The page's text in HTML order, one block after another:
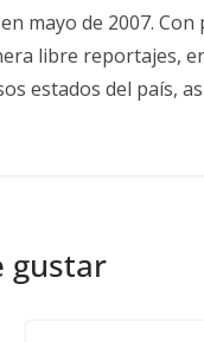
mayo de 2007.
libre reportajes,
estados del país,
gustar